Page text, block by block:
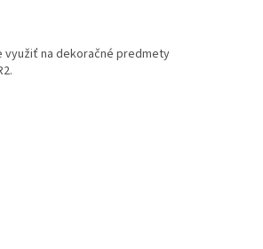
na dekoračné predmety